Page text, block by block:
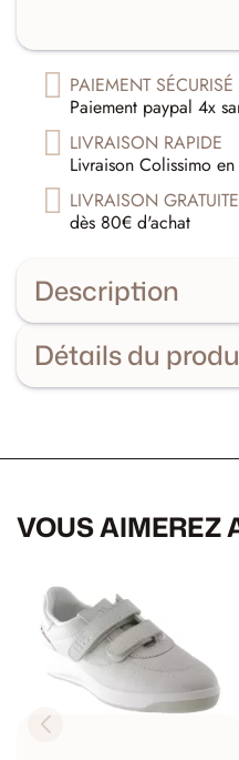
PAIEMENT SÉCURISÉ
Paiement paypal 4x
LIVRAISON RAPIDE
Livraison Colissimo
LIVRAISON GRATUITE
dès 80€ d'achat
Description
Détails du
VOUS AIMEREZ